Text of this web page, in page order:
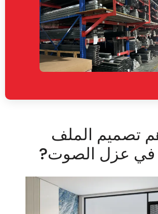
تصميم الملف
عزل الصوت?